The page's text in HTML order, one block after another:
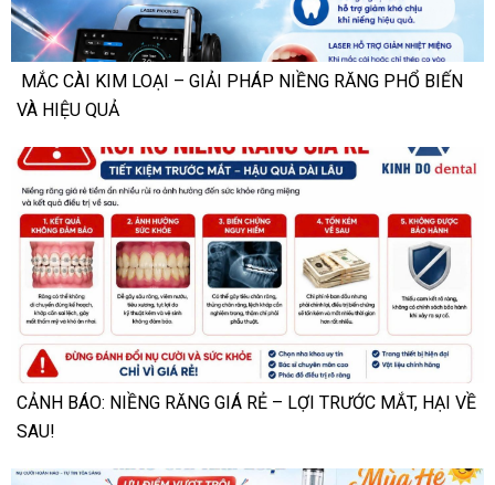
MẮC CÀI KIM LOẠI – GIẢI PHÁP NIỀNG RĂNG PHỔ BIẾN
VÀ HIỆU QUẢ
CẢNH BÁO: NIỀNG RĂNG GIÁ RẺ – LỢI TRƯỚC MẮT, HẠI VỀ
SAU!